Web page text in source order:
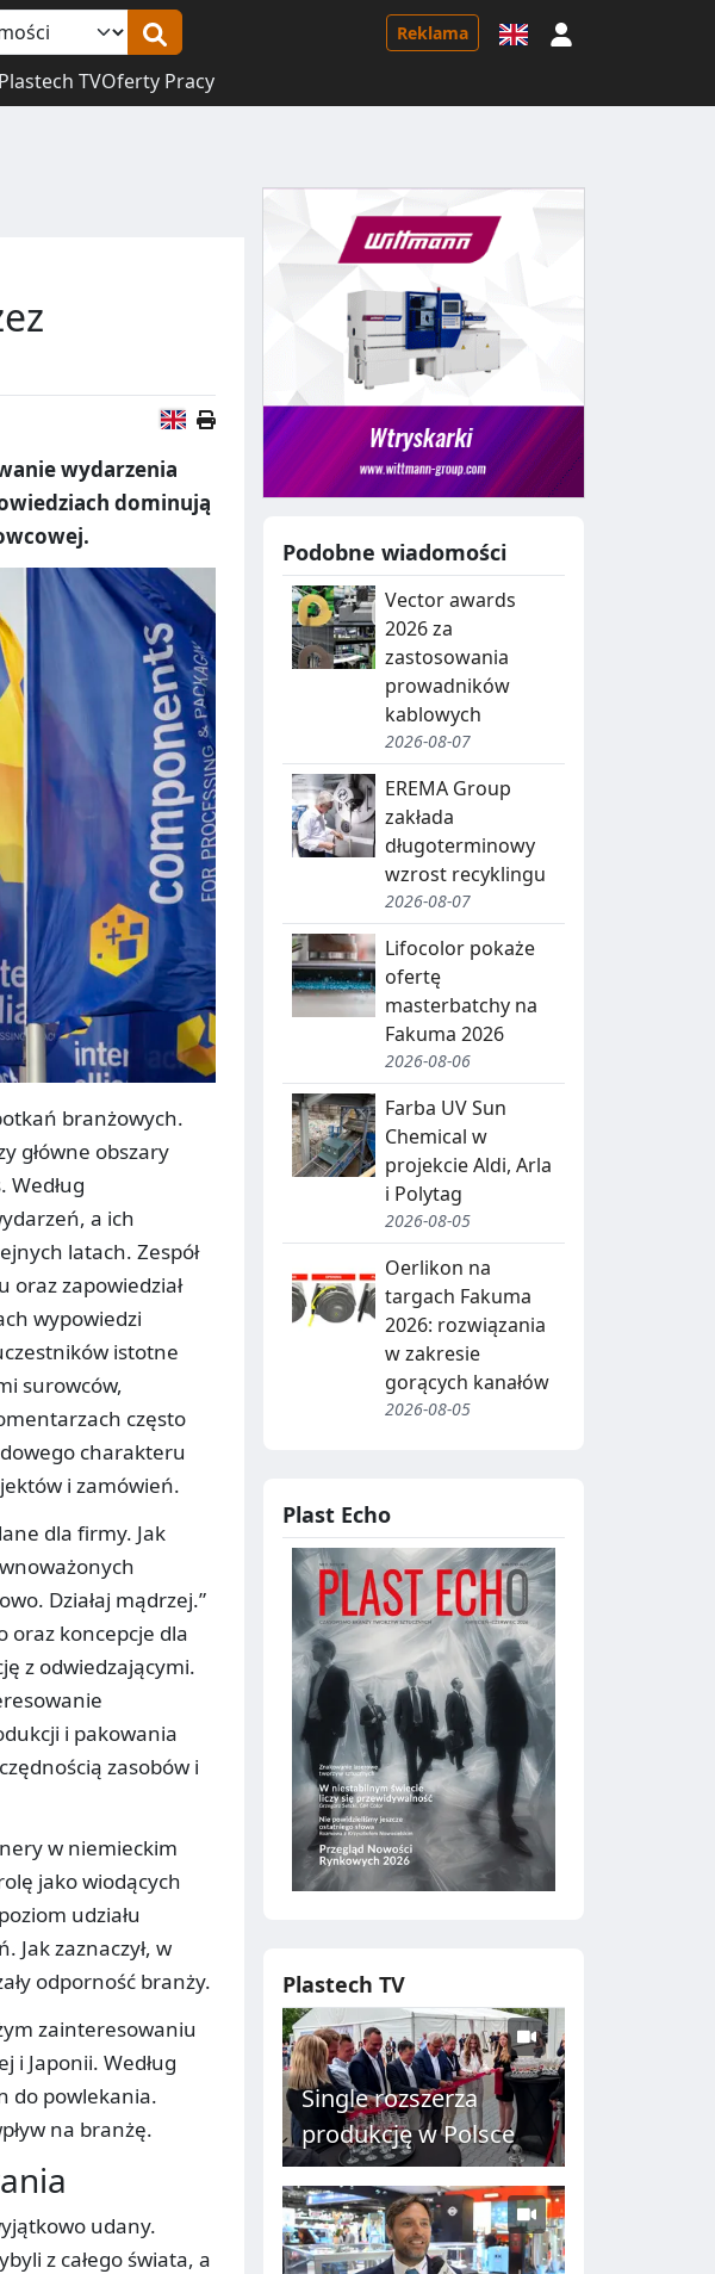
Reklama
Plastech TVOferty Pracy
Wersja angielska
wydarzenia
dominują
branżowych.
główne obszary
a ich
latach. Zespół
oraz zapowiedział
wypowiedzi
istotne
surowców,
często
charakteru
i zamówień.
dla firmy. Jak
Działaj mądrzej.”
oraz koncepcje dla
z odwiedzającymi.
i pakowania
zasobów i
w niemieckim
jako wiodących
udziału
zaznaczył, w
odporność branży.
zainteresowaniu
i Japonii. Według
do powlekania.
na branżę.
udany.
z całego świata, a
Podobne wiadomości
Vector awards
2026 za
zastosowania
prowadników
kablowych
2026-08-07
EREMA Group
zakłada
długoterminowy
wzrost recyklingu
2026-08-07
Lifocolor pokaże
ofertę
masterbatchy na
Fakuma 2026
2026-08-06
Farba UV Sun
Chemical w
projekcie Aldi, Arla
i Polytag
2026-08-05
Oerlikon na
targach Fakuma
2026: rozwiązania
w zakresie
gorących kanałów
2026-08-05
Plast Echo
Plastech TV
Single rozszerza
produkcję w Polsce